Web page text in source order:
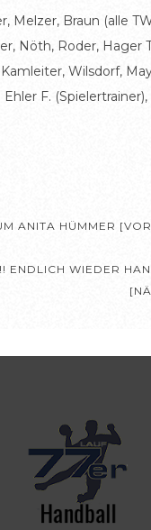
Melzer, Braun (alle
Nöth, Roder, Hager
Wilsdorf,
F. (Spielertrainer),
ANITA HÜMMER
ENDLICH WIEDER